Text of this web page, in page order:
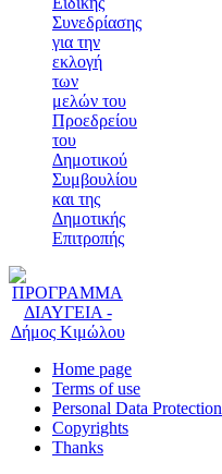
Συνεδρίασης
για την
εκλογή
των
μελών του
Προεδρείου
του
Δημοτικού
Συμβουλίου
και της
Δημοτικής
Επιτροπής
Home page
Terms of use
Personal Data Protection
Copyrights
Thanks